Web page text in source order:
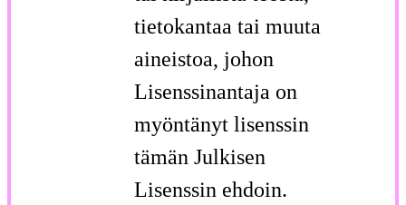
tietokantaa tai muuta
aineistoa, johon
Lisenssinantaja on
myöntänyt lisenssin
tämän Julkisen
Lisenssin ehdoin.